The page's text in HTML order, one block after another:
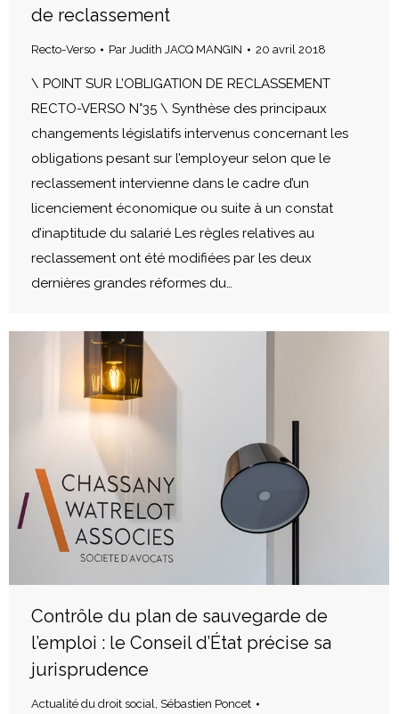
de reclassement
Recto-Verso Par Judith JACQ MANGIN 20 avril 2018
\ POINT SUR L’OBLIGATION DE RECLASSEMENT
RECTO-VERSO N°35 \ Synthèse des principaux
changements législatifs intervenus concernant les
obligations pesant sur l’employeur selon que le
reclassement intervienne dans le cadre d’un
licenciement économique ou suite à un constat
d’inaptitude du salarié Les règles relatives au
reclassement ont été modifiées par les deux
dernières grandes réformes du…
Contrôle du plan de sauvegarde de
l’emploi : le Conseil d’État précise sa
jurisprudence
Actualité du droit social
Sébastien Poncet